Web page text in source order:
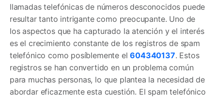
llamadas telefónicas de números desconocidos puede
resultar tanto intrigante como preocupante. Uno de
los aspectos que ha capturado la atención y el interés
es el crecimiento constante de los registros de spam
telefónico como posíblemente el604340137. Estos
registros se han convertido en un problema común
para muchas personas, lo que plantea la necesidad de
abordar eficazmente esta cuestión. El spam telefónico